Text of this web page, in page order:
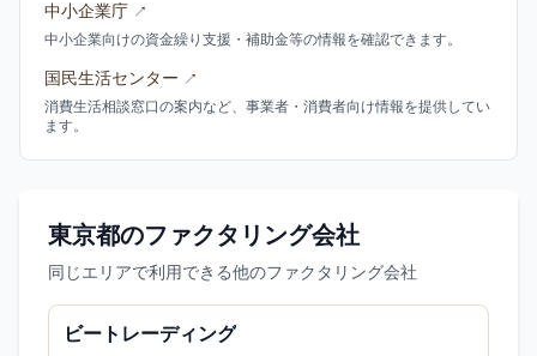
中小企業庁 ↗
中小企業向けの資金繰り支援・補助金等の情報を確認できます。
国民生活センター ↗
消費生活相談窓口の案内など、事業者・消費者向け情報を提供してい
ます。
東京都のファクタリング会社
同じエリアで利用できる他のファクタリング会社
ビートレーディング